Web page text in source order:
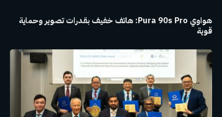
هواوي Pura 90s Pro: هاتف خفيف بقدرات تصوير وحماية
قوية